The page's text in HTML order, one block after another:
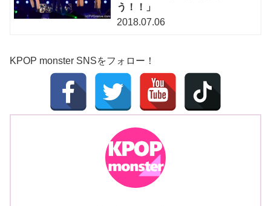
う！！」
2018.07.06
KPOP monster SNSをフォロー！